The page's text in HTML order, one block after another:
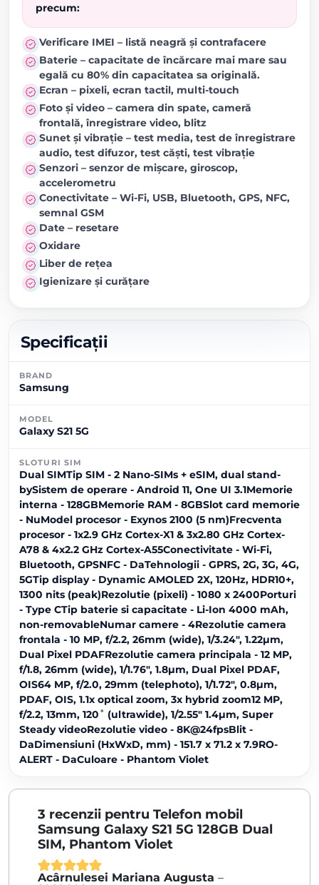
precum:
Verificare IMEI – listă neagră și contrafacere
Baterie – capacitate de încărcare mai mare sau
egală cu 80% din capacitatea sa originală.
Ecran – pixeli, ecran tactil, multi-touch
Foto și video – camera din spate, cameră
frontală, înregistrare video, blitz
Sunet și vibrație – test media, test de înregistrare
audio, test difuzor, test căști, test vibrație
Senzori – senzor de mișcare, giroscop,
accelerometru
Conectivitate – Wi-Fi, USB, Bluetooth, GPS, NFC,
semnal GSM
Date – resetare
Oxidare
Liber de rețea
Igienizare și curățare
Specificații
BRAND
Samsung
MODEL
Galaxy S21 5G
SLOTURI SIM
Dual SIMTip SIM - 2 Nano-SIMs + eSIM, dual stand-
bySistem de operare - Android 11, One UI 3.1Memorie
interna - 128GBMemorie RAM - 8GBSlot card memorie
- NuModel procesor - Exynos 2100 (5 nm)Frecventa
procesor - 1x2.9 GHz Cortex-X1 & 3x2.80 GHz Cortex-
A78 & 4x2.2 GHz Cortex-A55Conectivitate - Wi-Fi,
Bluetooth, GPSNFC - DaTehnologii - GPRS, 2G, 3G, 4G,
5GTip display - Dynamic AMOLED 2X, 120Hz, HDR10+,
1300 nits (peak)Rezolutie (pixeli) - 1080 x 2400Porturi
- Type CTip baterie si capacitate - Li-Ion 4000 mAh,
non-removableNumar camere - 4Rezolutie camera
frontala - 10 MP, f/2.2, 26mm (wide), 1/3.24", 1.22µm,
Dual Pixel PDAFRezolutie camera principala - 12 MP,
f/1.8, 26mm (wide), 1/1.76", 1.8µm, Dual Pixel PDAF,
OIS64 MP, f/2.0, 29mm (telephoto), 1/1.72", 0.8µm,
PDAF, OIS, 1.1x optical zoom, 3x hybrid zoom12 MP,
f/2.2, 13mm, 120˚ (ultrawide), 1/2.55" 1.4µm, Super
Steady videoRezolutie video - 8K@24fpsBlit -
DaDimensiuni (HxWxD, mm) - 151.7 x 71.2 x 7.9RO-
ALERT - DaCuloare - Phantom Violet
3 recenzii pentru Telefon mobil
Samsung Galaxy S21 5G 128GB Dual
SIM, Phantom Violet
Acârnulesei Mariana Augusta –